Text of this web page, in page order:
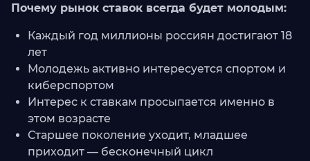
Почему рынок ставок всегда будет молодым:
Каждый год миллионы россиян достигают 18
лет
Молодежь активно интересуется спортом и
киберспортом
Интерес к ставкам просыпается именно в
этом возрасте
Старшее поколение уходит, младшее
приходит — бесконечный цикл